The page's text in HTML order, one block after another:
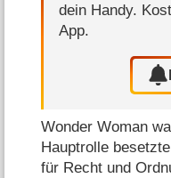
dein Handy.
App.
Wonder Woman
Hauptrolle
für Recht und